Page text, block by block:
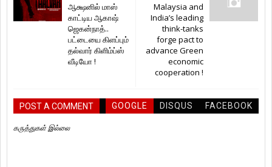
Malaysia and
India’s leading
think-tanks
forge pact to
advance Green
economic
cooperation !
ஆக்ஷனில் மாஸ்
காட்டிய ஆகாஷ்
ஜெகன்நாத்..
பட்டையை கிளப்பும்
தல்வார் கிளிம்ப்ஸ்
வீடியோ !
POST A COMMENT GOOGLE DISQUS FACEBOOK
கருத்துகள் இல்லை